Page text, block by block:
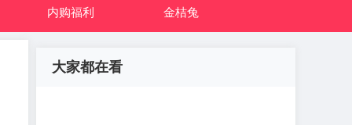
内购福利 金桔兔
大家都在看